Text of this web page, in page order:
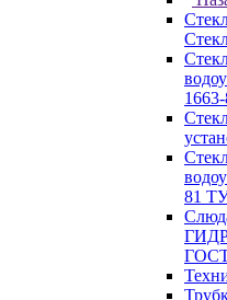
81
ГОСТ